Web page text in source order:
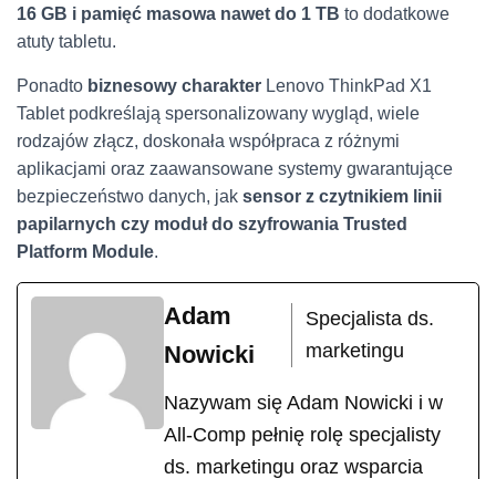
16 GB i pamięć masowa nawet do 1 TB to dodatkowe
atuty tabletu.
Ponadto biznesowy charakter Lenovo ThinkPad X1
Tablet podkreślają spersonalizowany wygląd, wiele
rodzajów złącz, doskonała współpraca z różnymi
aplikacjami oraz zaawansowane systemy gwarantujące
bezpieczeństwo danych, jak sensor z czytnikiem linii
papilarnych czy moduł do szyfrowania Trusted
Platform Module.
Adam
Nowicki
Specjalista ds.
marketingu
Nazywam się Adam Nowicki i w
All-Comp pełnię rolę specjalisty
ds. marketingu oraz wsparcia